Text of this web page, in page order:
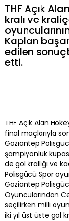
THF Açık
kralı ve
Kaplan
edilen
etti.
THF Açık Alan
final maçlarıyla
Gaziantep
şampiyonluk
de gol krallığı ve
Polisgücü Spor
Gaziantep
Oyuncularından
seçilirken milli
iki yıl üst üste gol